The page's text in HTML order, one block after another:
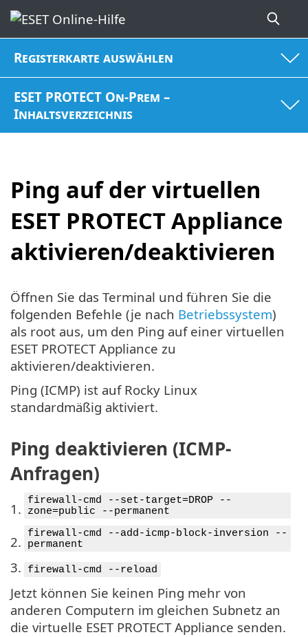
Registerkarte auswählen
ESET PROTECT On-Prem –
Inhaltsverzeichnis
Ping auf der virtuellen
ESET PROTECT Appliance
aktivieren/deaktivieren
Öffnen Sie das Terminal und führen Sie die
folgenden Befehle (je nach Betriebssystem)
als root aus, um den Ping auf einer virtuellen
ESET PROTECT Appliance zu
aktivieren/deaktivieren.
Ping (ICMP) ist auf Rocky Linux
standardmäßig aktiviert.
Ping deaktivieren (ICMP-
Anfragen)
1.
firewall-cmd --set-target=DROP --
zone=public --permanent
2.
firewall-cmd --add-icmp-block-inversion --
permanent
3. firewall-cmd --reload
Jetzt können Sie keinen Ping mehr von
anderen Computern im gleichen Subnetz an
die virtuelle ESET PROTECT Appliance senden.